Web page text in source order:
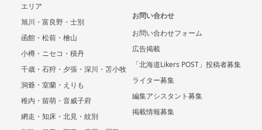
エリア
旭川・富良野・士別
函館・松前・檜山
小樽・ニセコ・積丹
千歳・石狩・夕張・深川・苫小牧
洞爺・室蘭・えりも
稚内・留萌・音威子府
網走・知床・北見・紋別
お問い合わせ
お問い合わせフォーム
広告掲載
「北海道Likers POST」投稿者募集
ライター募集
編集アシスタント募集
掲載情報募集